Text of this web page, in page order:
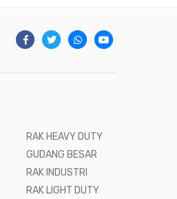
RAK HEAVY DUTY
GUDANG BESAR
RAK INDUSTRI
RAK LIGHT DUTY